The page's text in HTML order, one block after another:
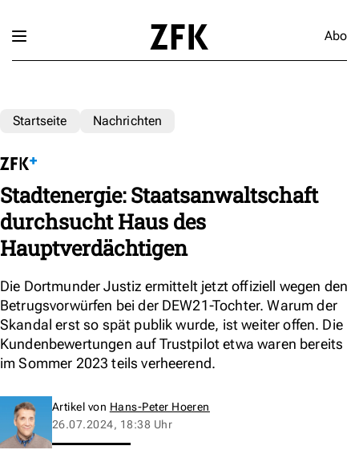
Abo
Startseite Nachrichten
Stadtenergie: Staatsanwaltschaft
durchsucht Haus des
Hauptverdächtigen
Die Dortmunder Justiz ermittelt jetzt offiziell wegen den
Betrugsvorwürfen bei der DEW21-Tochter. Warum der
Skandal erst so spät publik wurde, ist weiter offen. Die
Kundenbewertungen auf Trustpilot etwa waren bereits
im Sommer 2023 teils verheerend.
Artikel von Hans-Peter Hoeren
26.07.2024, 18:38 Uhr